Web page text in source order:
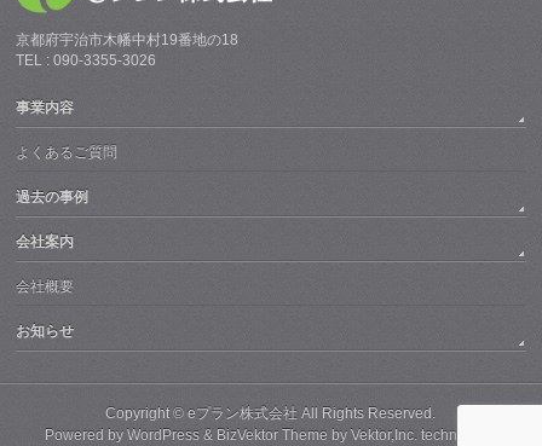
京都府宇治市木幡中村19番地の18
TEL : 090-3355-3026
事業内容
よくあるご質問
過去の事例
会社案内
会社概要
お知らせ
Copyright ©eプラン株式会社 All Rights Reserved.
Powered byWordPress & BizVektor Theme byVektor,Inc. technology.